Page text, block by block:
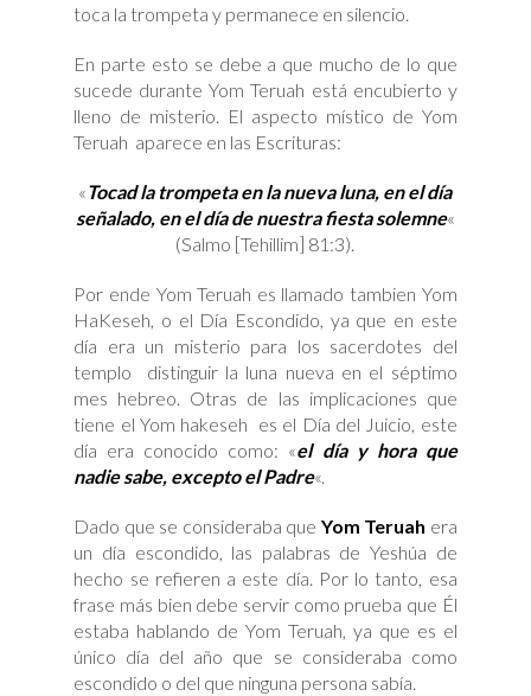
toca la trompeta y permanece en silencio.
En parte esto se debe a que mucho de lo que
sucede durante Yom Teruah está encubierto y
lleno de misterio. El aspecto místico de Yom
Teruah aparece en las Escrituras:
«Tocad la trompeta en la nueva luna, en el día
señalado, en el día de nuestra fiesta solemne«
(Salmo [Tehillim] 81:3).
Por ende Yom Teruah es llamado tambien Yom
HaKeseh, o el Día Escondido, ya que en este
día era un misterio para los sacerdotes del
templo distinguir la luna nueva en el séptimo
mes hebreo. Otras de las implicaciones que
tiene el Yom hakeseh es el Día del Juicio, este
día era conocido como: «el día y hora que
nadie sabe, excepto el Padre«.
Dado que se consideraba que Yom Teruah era
un día escondido, las palabras de Yeshúa de
hecho se refieren a este día. Por lo tanto, esa
frase más bien debe servir como prueba que Él
estaba hablando de Yom Teruah, ya que es el
único día del año que se consideraba como
escondido o del que ninguna persona sabía.